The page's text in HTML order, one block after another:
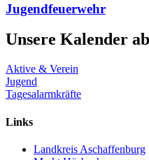
Jugendfeuerwehr
Unsere Kalender
Aktive & Verein
Jugend
Tagesalarmkräfte
Links
Landkreis Aschaffenburg